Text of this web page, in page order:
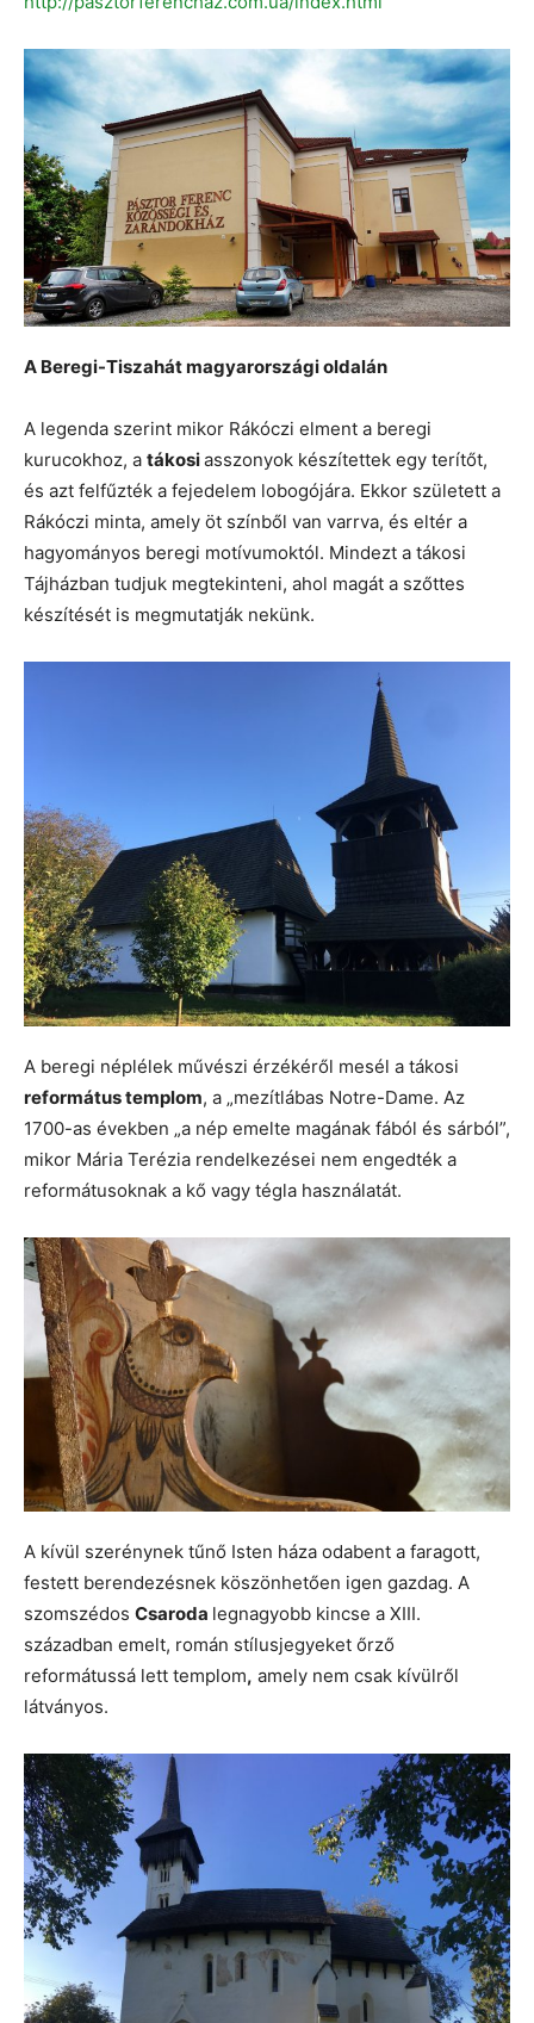
A Beregi-Tiszahát magyarországi oldalán
A legenda szerint mikor Rákóczi elment a beregi
kurucokhoz, a tákosiasszonyok készítettek egy terítőt,
és azt felfűzték a fejedelem lobogójára. Ekkor született a
Rákóczi minta, amely öt színből van varrva, és eltér a
hagyományos beregi motívumoktól. Mindezt a tákosi
Tájházban tudjuk megtekinteni, ahol magát a szőttes
készítését is megmutatják nekünk.
A beregi néplélek művészi érzékéről mesél a tákosi
református templom, a „mezítlábas Notre-Dame. Az
1700-as években „a nép emelte magának fából és sárból”,
mikor Mária Terézia rendelkezései nem engedték a
reformátusoknak a kő vagy tégla használatát.
A kívül szerénynek tűnő Isten háza odabent a faragott,
festett berendezésnek köszönhetően igen gazdag. A
szomszédos Csaroda legnagyobb kincse a XIII.
században emelt, román stílusjegyeket őrző
reformátussá lett templom, amely nem csak kívülről
látványos.